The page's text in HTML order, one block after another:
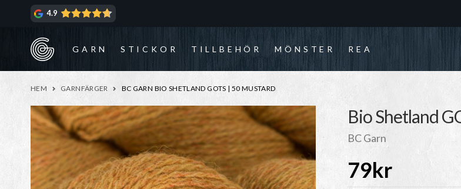
4.9
GARN STICKOR TILLBEHÖR MÖNSTER REA
HEM GARNFÄRGER BC GARN BIO SHETLAND GOTS | 50 MUSTARD
Bio Shetland
BC Garn
79kr